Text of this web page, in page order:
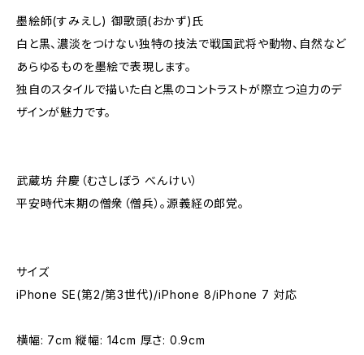
墨絵師(すみえし) 御歌頭(おかず)氏
白と黒、濃淡をつけない独特の技法で戦国武将や動物、自然など
あらゆるものを墨絵で表現します。
独自のスタイルで描いた白と黒のコントラストが際立つ迫力のデ
ザインが魅力です。
武蔵坊 弁慶（むさしぼう べんけい）
平安時代末期の僧衆（僧兵）。源義経の郎党。
サイズ
iPhone SE(第2/第3世代)/iPhone 8/iPhone 7 対応
横幅: 7cm 縦幅: 14cm 厚さ: 0.9cm